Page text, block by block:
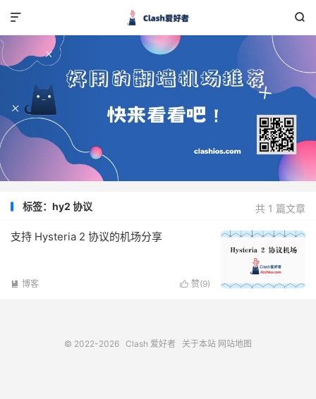


共 1 篇文章
标签：hy2 协议
支持 Hysteria 2 协议的机场分享
 赞(9)
 博客
© 2022-2026 Clash 爱好者 关于本站 网站地图